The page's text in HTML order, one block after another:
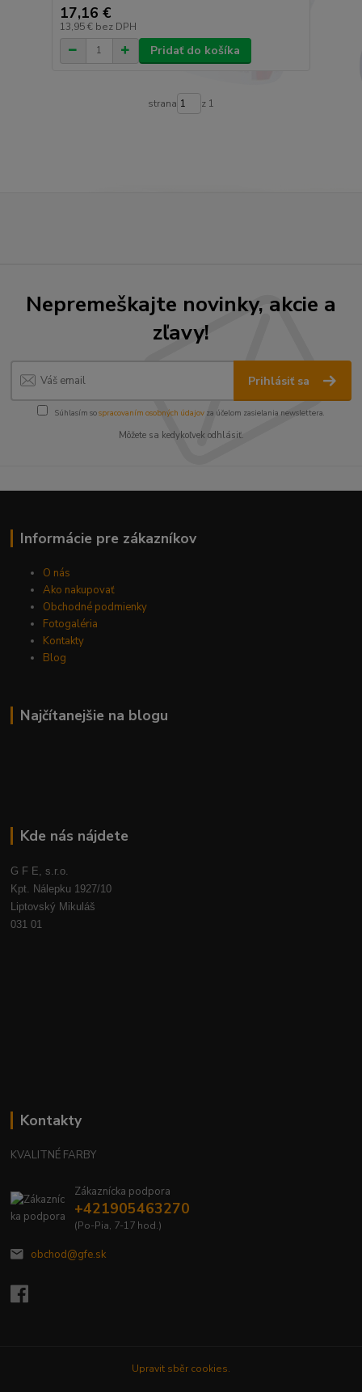
17,16 €
13,95 € bez DPH
Pridať do košíka
strana z 1
Nepremeškajte novinky, akcie a
zľavy!
Prihlásiť sa
Súhlasím sospracovaním osobných údajov za účelom zasielania newslettera.
Môžete sa kedykoľvek odhlásiť.
Informácie pre zákazníkov
O nás
Ako nakupovať
Obchodné podmienky
Fotogaléria
Kontakty
Blog
Najčítanejšie na blogu
Kde nás nájdete
G F E, s.r.o.
Kpt. Nálepku 1927/10
Liptovský Mikuláš
031 01
Kontakty
KVALITNÉ FARBY
Zákaznícka podpora
+421905463270
(Po-Pia, 7-17 hod.)
obchod@gfe.sk
Upravit sběr cookies.